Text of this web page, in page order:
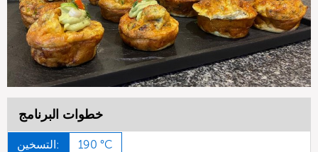
خطوات البرنامج
التسخين: 190 °C